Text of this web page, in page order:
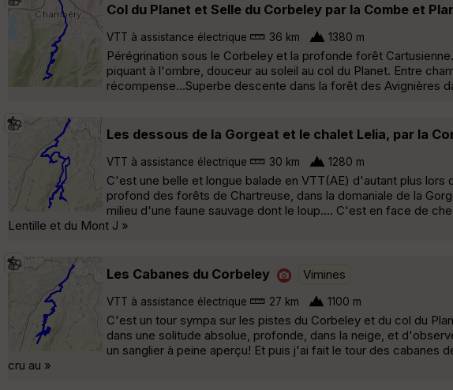
Col du Planet et Selle du Corbeley par la Combe et
VTT à assistance électrique 36 km 1380 m
Pérégrination sous le Corbeley et la profonde forêt
piquant à l'ombre, douceur au soleil au col du Planet. Entre
récompense...Superbe descente dans la forêt des Avignières
Les dessous de la Gorgeat et le chalet Lelia, par la
VTT à assistance électrique 30 km 1280 m
C'est une belle et longue balade en VTT(AE) d'autant plus
profond des forêts de Chartreuse, dans la domaniale de la
milieu d'une faune sauvage dont le loup.... C'est en face de
Lentille et du Mont J »
Les Cabanes du Corbeley Vimines
VTT à assistance électrique 27 km 1100 m
C'est un tour sympa sur les pistes du Corbeley et du col du
dans une solitude absolue, profonde, dans la neige, et
un sanglier à peine aperçu! Et puis j'ai fait le tour des cabanes
cru au »